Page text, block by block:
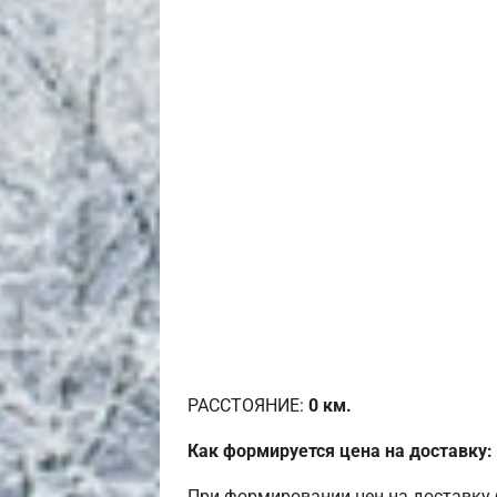
РАССТОЯНИЕ: 0 км.
Как формируется цена на доставку: